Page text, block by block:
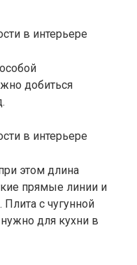
добиться
этом длина
прямые линии и
Плита с чугунной
для кухни в